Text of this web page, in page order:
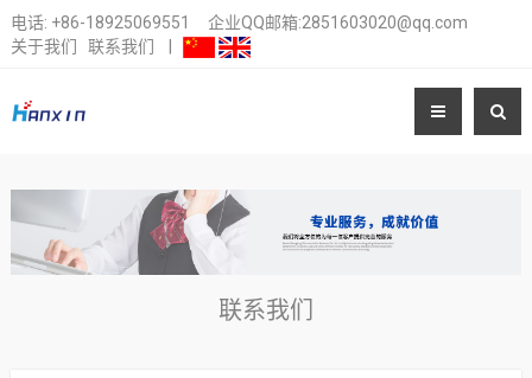
电话: +86-18925069551
企业QQ邮箱:2851603020@qq.com
关于我们
联系我们
联系我们